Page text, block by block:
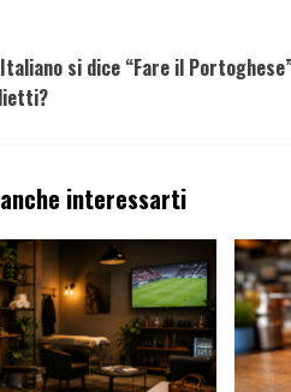
si dice “Fare il
interessarti